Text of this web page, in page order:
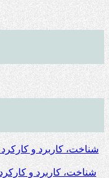
شناخت، کاربرد و